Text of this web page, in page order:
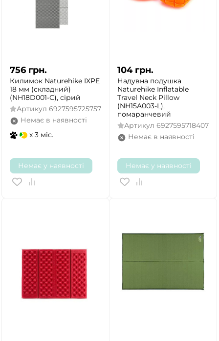
756 грн.
Килимок Naturehike IXPE
18 мм (складний)
(NH18D001-С), сірий
Артикул 6927595725757
Немає в наявності
x 3 міс.
Немає у наявності
104 грн.
Надувна подушка
Naturehike Inflatable
Travel Neck Pillow
(NH15A003-L),
помаранчевий
Артикул 6927595718407
Немає в наявності
Немає у наявності